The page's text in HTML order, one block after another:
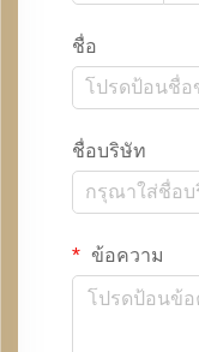
ชื่อ
ชื่อบริษัท
ข้อความ